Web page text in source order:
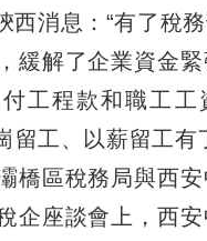
消息：“有了稅務
緩解了企業資金緊
工程款和職工工
留工、以薪留工有
橋區稅務局與西
企座談會上，西